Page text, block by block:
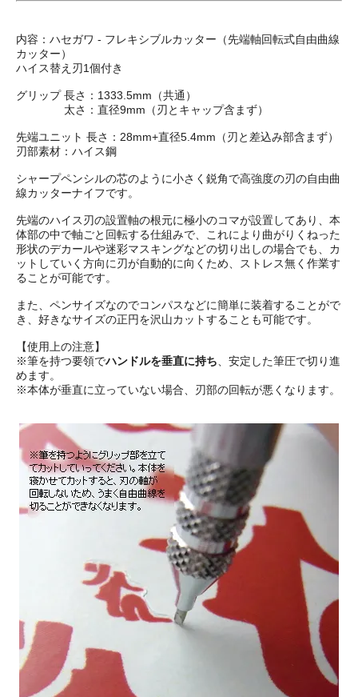
内容：ハセガワ - フレキシブルカッター（先端軸回転式自由曲線
カッター）
ハイス替え刃1個付き
グリップ 長さ：1333.5mm（共通）
太さ：直径9mm（刃とキャップ含まず）
先端ユニット 長さ：28mm+直径5.4mm（刃と差込み部含まず）
刃部素材：ハイス鋼
シャープペンシルの芯のように小さく鋭角で高強度の刃の自由曲
線カッターナイフです。
先端のハイス刃の設置軸の根元に極小のコマが設置してあり、本
体部の中で軸ごと回転する仕組みで、これにより曲がりくねった
形状のデカールや迷彩マスキングなどの切り出しの場合でも、カ
ットしていく方向に刃が自動的に向くため、ストレス無く作業す
ることが可能です。
また、ペンサイズなのでコンパスなどに簡単に装着することがで
き、好きなサイズの正円を沢山カットすることも可能です。
【使用上の注意】
※筆を持つ要領でハンドルを垂直に持ち、安定した筆圧で切り進
めます。
※本体が垂直に立っていない場合、刃部の回転が悪くなります。